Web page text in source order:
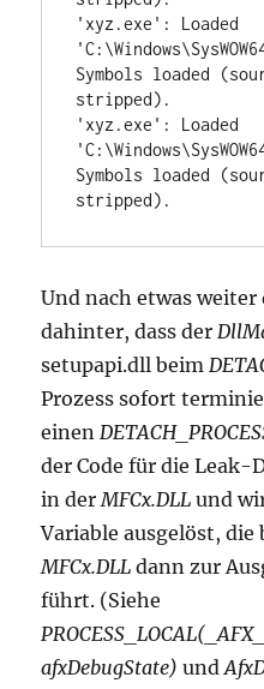
'xyz.exe': Loaded
Symbols loaded
stripped).
'xyz.exe': Loaded
Symbols loaded
stripped).
Und nach etwas
dahinter, dass der
setupapi.dll beim
Prozess sofort
einen
der Code für die
in derMFCx.DLL und
Variable ausgelöst,
MFCx.DLL dann zur
führt. (Siehe
afxDebugState) und